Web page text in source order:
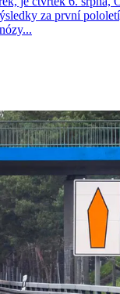
za první